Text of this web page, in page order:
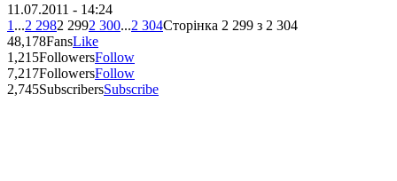
11.07.2011 - 14:24
1 ...2 2982 2992 300...2 304Сторінка 2 299 з 2 304
48,178FansLike
1,215FollowersFollow
7,217FollowersFollow
2,745SubscribersSubscribe